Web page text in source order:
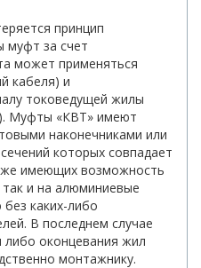
принцип
муфт за счет
может применяться
кабеля) и
токоведущей жилы
Муфты «КВТ» имеют
наконечниками или
которых совпадает
имеющих возможность
и на алюминиевые
каких-либо
В последнем случае
оконцевания жил
монтажнику.